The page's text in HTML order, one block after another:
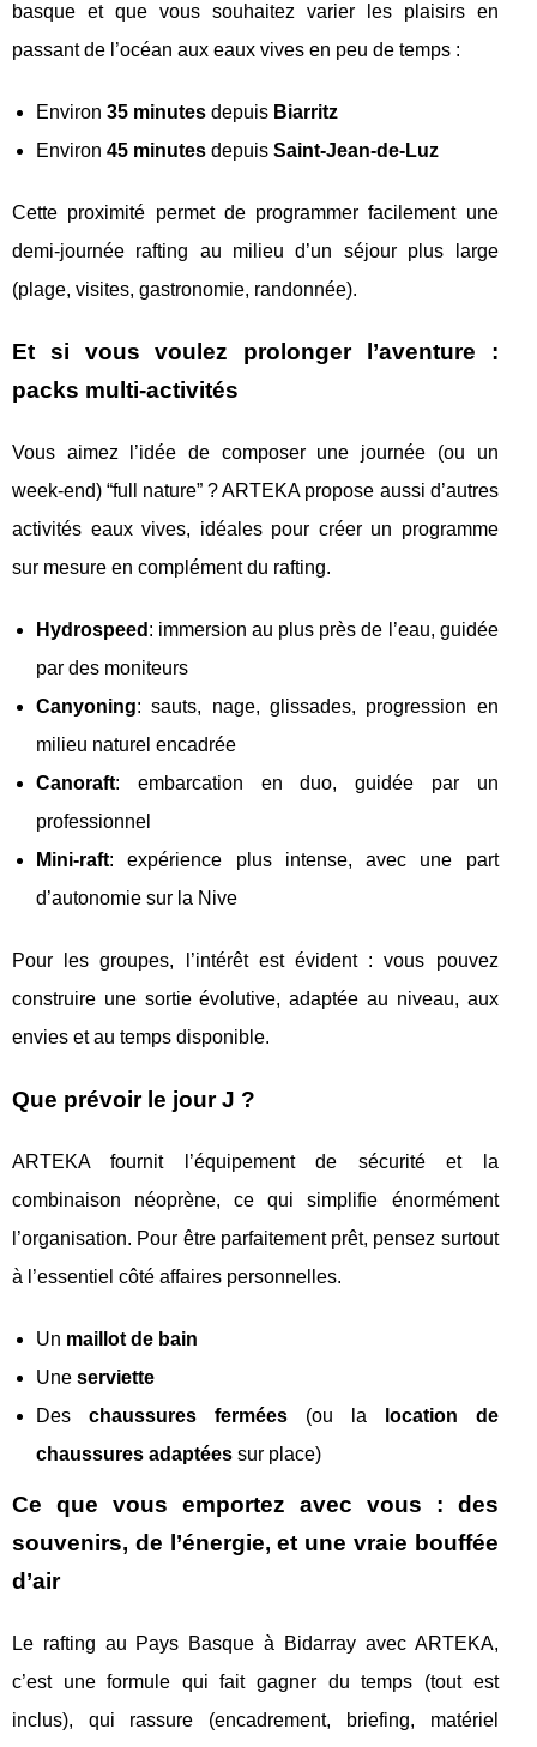
basque et que vous souhaitez varier les plaisirs en
passant de l’océan aux eaux vives en peu de temps :
Environ 35 minutes depuis Biarritz
Environ 45 minutes depuis Saint-Jean-de-Luz
Cette proximité permet de programmer facilement une
demi-journée rafting au milieu d’un séjour plus large
(plage, visites, gastronomie, randonnée).
Et si vous voulez prolonger l’aventure :
packs multi-activités
Vous aimez l’idée de composer une journée (ou un
week-end) “full nature” ? ARTEKA propose aussi d’autres
activités eaux vives, idéales pour créer un programme
sur mesure en complément du rafting.
Hydrospeed : immersion au plus près de l’eau, guidée
par des moniteurs
Canyoning: sauts, nage, glissades, progression en
milieu naturel encadrée
Canoraft: embarcation en duo, guidée par un
professionnel
Mini-raft: expérience plus intense, avec une part
d’autonomie sur la Nive
Pour les groupes, l’intérêt est évident : vous pouvez
construire une sortie évolutive, adaptée au niveau, aux
envies et au temps disponible.
Que prévoir le jour J ?
ARTEKA fournit l’équipement de sécurité et la
combinaison néoprène, ce qui simplifie énormément
l’organisation. Pour être parfaitement prêt, pensez surtout
à l’essentiel côté affaires personnelles.
Un maillot de bain
Une serviette
Des chaussures fermées(ou la
location de
chaussures adaptées sur place)
Ce que vous emportez avec vous : des
souvenirs, de l’énergie, et une vraie bouffée
d’air
Le rafting au Pays Basque à Bidarray avec ARTEKA,
c’est une formule qui fait gagner du temps (tout est
inclus), qui rassure (encadrement, briefing, matériel